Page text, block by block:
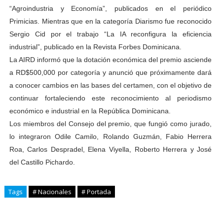
“Agroindustria y Economía”, publicados en el periódico
Primicias. Mientras que en la categoría Diarismo fue reconocido
Sergio Cid por el trabajo “La IA reconfigura la eficiencia
industrial”, publicado en la Revista Forbes Dominicana.
La AIRD informó que la dotación económica del premio asciende
a RD$500,000 por categoría y anunció que próximamente dará
a conocer cambios en las bases del certamen, con el objetivo de
continuar fortaleciendo este reconocimiento al periodismo
económico e industrial en la República Dominicana.
Los miembros del Consejo del premio, que fungió como jurado,
lo integraron Odile Camilo, Rolando Guzmán, Fabio Herrera
Roa, Carlos Despradel, Elena Viyella, Roberto Herrera y José
del Castillo Pichardo.
Tags # Nacionales # Portada